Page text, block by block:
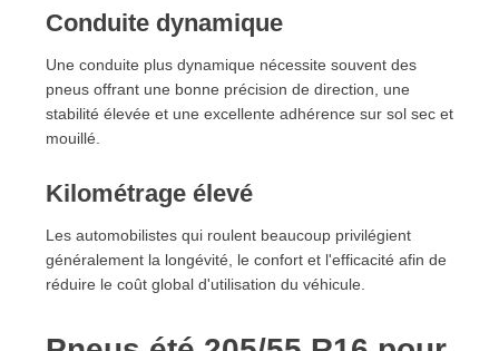
Conduite dynamique
Une conduite plus dynamique nécessite souvent des
pneus offrant une bonne précision de direction, une
stabilité élevée et une excellente adhérence sur sol sec et
mouillé.
Kilométrage élevé
Les automobilistes qui roulent beaucoup privilégient
généralement la longévité, le confort et l'efficacité afin de
réduire le coût global d'utilisation du véhicule.